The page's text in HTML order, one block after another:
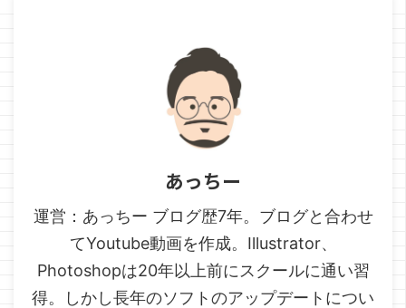
あっちー
運営：あっちー ブログ歴7年。ブログと合わせ
てYoutube動画を作成。Illustrator、
Photoshopは20年以上前にスクールに通い習
得。しかし長年のソフトのアップデートについ